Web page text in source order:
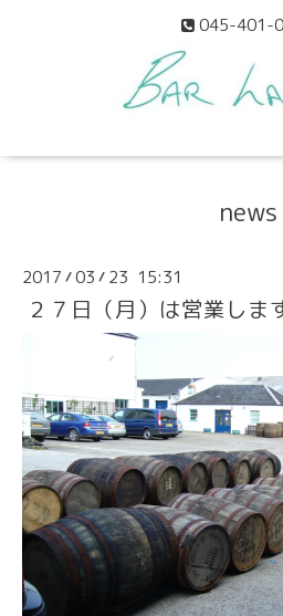
045-401-
news
2017 /03 / 23 15:31
２７日（月）は営業しま